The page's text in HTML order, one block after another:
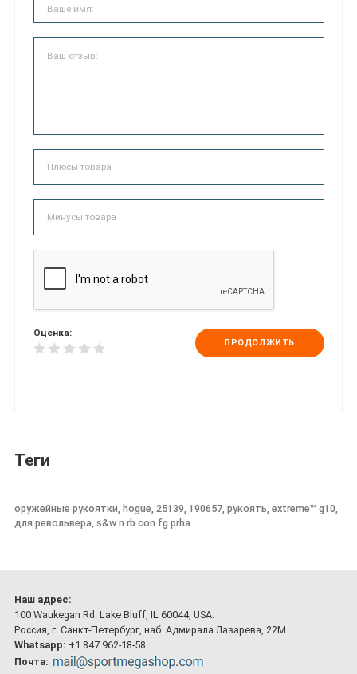
Оценка:
ПРОДОЛЖИТЬ
Теги
оружейные рукоятки, hogue, 25139, 190657, рукоять, extreme™ g10,
для револьвера, s&w n rb con fg prha
Наш адрес:
100 Waukegan Rd. Lake Bluff, IL 60044, USA.
Россия, г. Санкт-Петербург, наб. Адмирала Лазарева, 22М
Whatsapp: +1 847 962-18-58
Почта: